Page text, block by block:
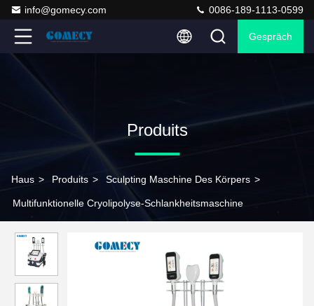
info@gomecy.com 0086-189-1113-0599
Gespräch
Produits
Haus > Produits > Sculpting Maschine Des Körpers >
Multifunktionelle Cryolipolyse-Schlankheitsmaschine